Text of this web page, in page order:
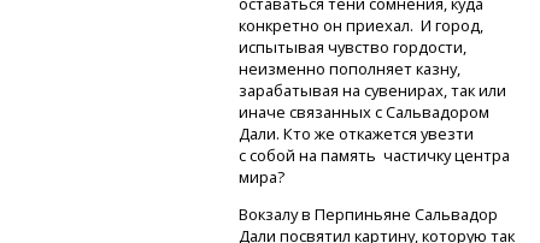
конкретно он приехал. И город,
испытывая чувство гордости,
неизменно пополняет казну,
зарабатывая на сувенирах, так или
иначе связанных с Сальвадором
Дали. Кто же откажется увезти
с собой на память частичку центра
мира?
Вокзалу в Перпиньяне Сальвадор
Дали посвятил картину, которую так